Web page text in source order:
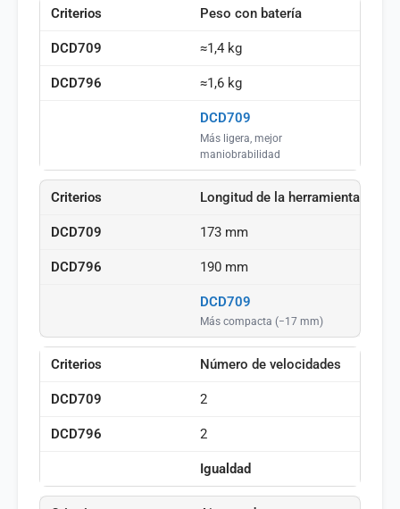
Peso con batería
≈1,4 kg
≈1,6 kg
DCD709
Más ligera, mejor
maniobrabilidad
Longitud de la herramienta
173 mm
190 mm
DCD709
Más compacta (−17 mm)
Número de velocidades
2
2
Igualdad